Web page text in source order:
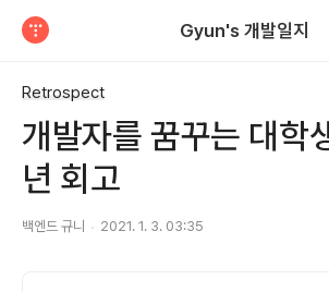
Gyun's 개발일지
Retrospect
개발자를 꿈꾸는 대
년 회고
백엔드 규니 2021. 1. 3. 03:35